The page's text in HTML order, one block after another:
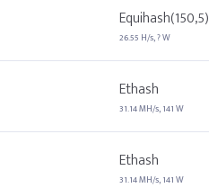
Equihash(150,5)
26.55 H/s, ? W
Ethash
31.14 MH/s, 141 W
Ethash
31.14 MH/s, 141 W